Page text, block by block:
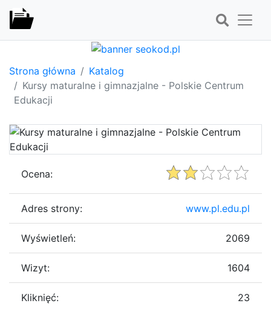
Strona główna
Katalog
Kursy maturalne i gimnazjalne - Polskie Centrum
Edukacji
Ocena:
Adres strony: www.pl.edu.pl
Wyświetleń: 2069
Wizyt: 1604
Kliknięć: 23